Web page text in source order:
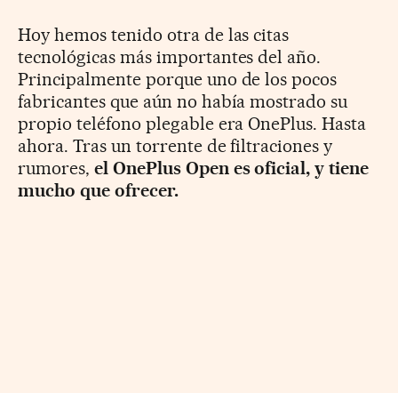
Hoy hemos tenido otra de las citas
tecnológicas más importantes del año.
Principalmente porque uno de los pocos
fabricantes que aún no había mostrado su
propio teléfono plegable era OnePlus. Hasta
ahora. Tras un torrente de filtraciones y
rumores, el OnePlus Open es oficial, y tiene
mucho que ofrecer.